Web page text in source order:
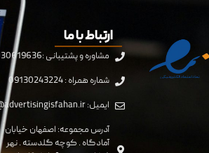
ارتباط با ما
مشاوره و پشتیبانی :09130619636
شماره همراه : 09130243224
ایمیل: info@advertisingisfahan.ir
آدرس مجموعه: اصفهان خیابان
آمادگاه . کوچه گلدسته . نهر